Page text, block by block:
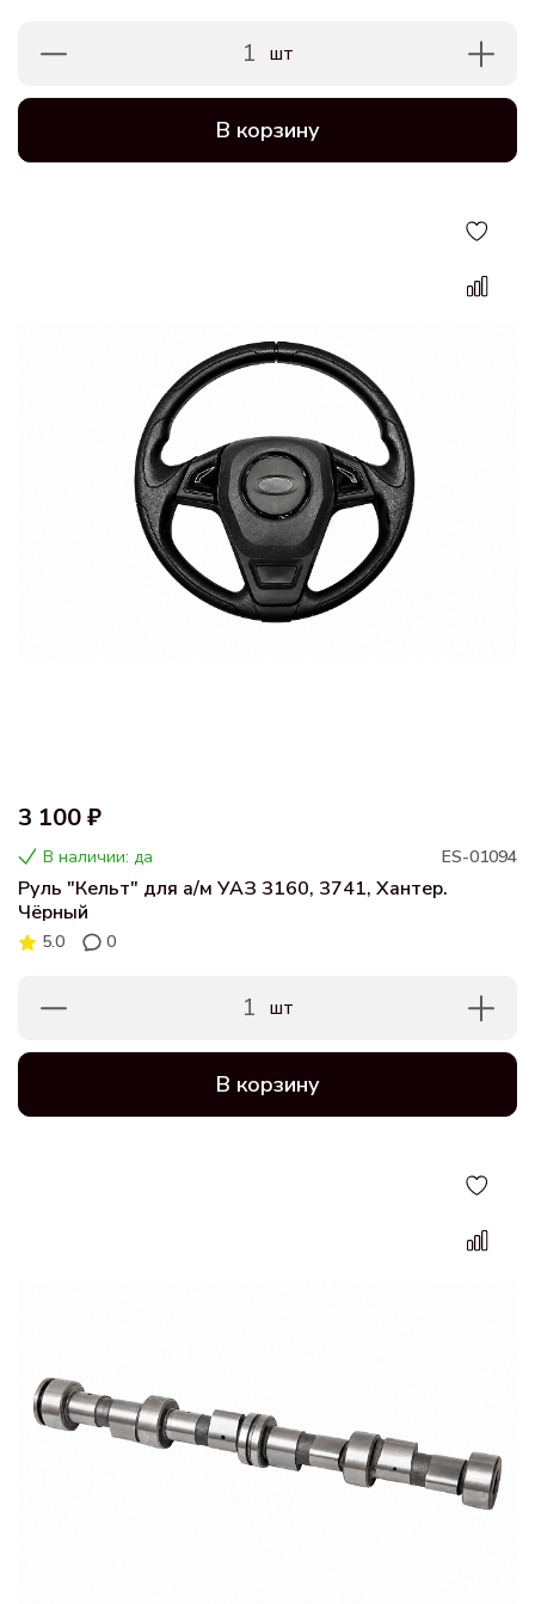
1 шт
В корзину
3 100 ₽
В наличии: да ES-01094
Руль "Кельт" для а/м УАЗ 3160, 3741, Хантер.
Чёрный
5.0 0
1 шт
В корзину